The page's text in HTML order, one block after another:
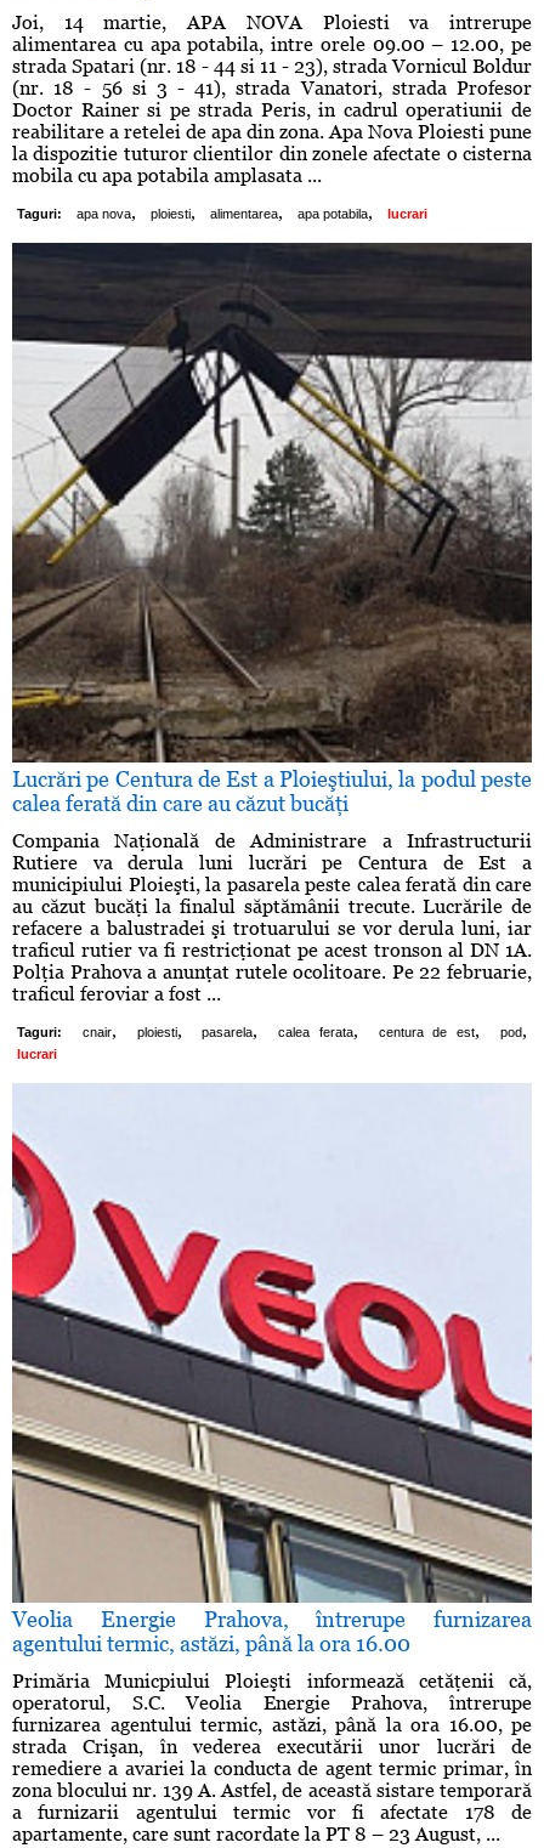
Joi, 14 martie, APA NOVA Ploiesti va intrerupe
alimentarea cu apa potabila, intre orele 09.00 – 12.00, pe
strada Spatari (nr. 18 - 44 si 11 - 23), strada Vornicul Boldur
(nr. 18 - 56 si 3 - 41), strada Vanatori, strada Profesor
Doctor Rainer si pe strada Peris, in cadrul operatiunii de
reabilitare a retelei de apa din zona. Apa Nova Ploiesti pune
la dispozitie tuturor clientilor din zonele afectate o cisterna
mobila cu apa potabila amplasata ...
Taguri: apa nova, ploiesti, alimentarea, apa potabila, lucrari
Lucrări pe Centura de Est a Ploieştiului, la podul peste
calea ferată din care au căzut bucăţi
Compania Naţională de Administrare a Infrastructurii
Rutiere va derula luni lucrări pe Centura de Est a
municipiului Ploieşti, la pasarela peste calea ferată din care
au căzut bucăţi la finalul săptămânii trecute. Lucrările de
refacere a balustradei şi trotuarului se vor derula luni, iar
traficul rutier va fi restricţionat pe acest tronson al DN 1A.
Polţia Prahova a anunţat rutele ocolitoare. Pe 22 februarie,
traficul feroviar a fost ...
Taguri: cnair, ploiesti, pasarela, calea ferata, centura de est, pod,
lucrari
Veolia Energie Prahova, întrerupe furnizarea
agentului termic, astăzi, până la ora 16.00
Primăria Municpiului Ploieşti informează cetăţenii că,
operatorul, S.C. Veolia Energie Prahova, întrerupe
furnizarea agentului termic, astăzi, până la ora 16.00, pe
strada Crişan, în vederea executării unor lucrări de
remediere a avariei la conducta de agent termic primar, în
zona blocului nr. 139 A. Astfel, de această sistare temporară
a furnizarii agentului termic vor fi afectate 178 de
apartamente, care sunt racordate la PT 8 – 23 August, ...